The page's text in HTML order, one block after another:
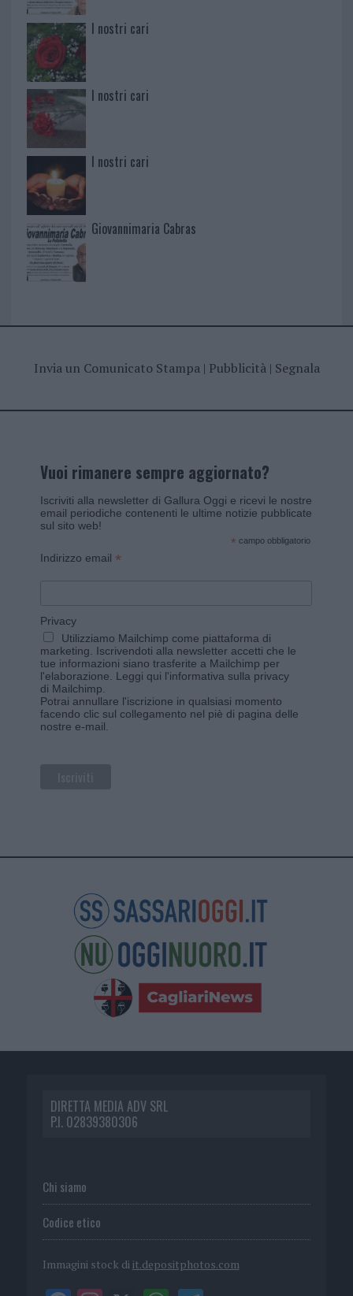
I nostri cari
I nostri cari
I nostri cari
Giovannimaria Cabras
Invia un Comunicato Stampa| Pubblicità| Segnala
Vuoi rimanere sempre aggiornato?
Iscriviti alla newsletter di Gallura Oggi e ricevi le nostre
email periodiche contenenti le ultime notizie pubblicate
sul sito web!
* campo obbligatorio
Indirizzo email *
Privacy
Utilizziamo Mailchimp come piattaforma di
marketing. Iscrivendoti alla newsletter accetti che le
tue informazioni siano trasferite a Mailchimp per
l'elaborazione. Leggi qui l'informativa sulla privacy
di Mailchimp
Potrai annullare l'iscrizione in qualsiasi momento
facendo clic sul collegamento nel piè di pagina delle
nostre e-mail.
DIRETTA MEDIA ADV SRL
P.I. 02839380306
Chi siamo
Codice etico
Immagini stock di it.depositphotos.com